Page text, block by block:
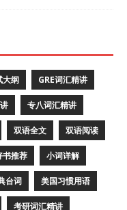
大纲 GRE词汇精讲
专八词汇精讲
双语全文 双语阅读
书推荐 小词详解
台词 美国习惯用语
考研词汇精讲